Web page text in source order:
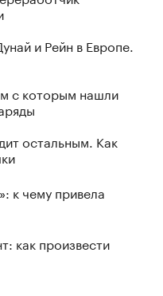
и Рейн в Европе.
с которым нашли
остальным. Как
к чему привела
как произвести